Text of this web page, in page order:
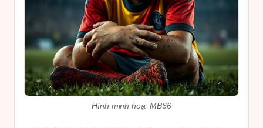
Hình minh hoạ: MB66